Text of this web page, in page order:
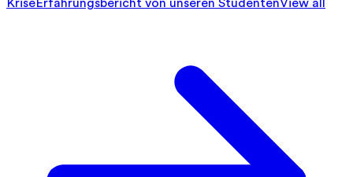
KriseErfahrungsbericht von unseren StudentenView all